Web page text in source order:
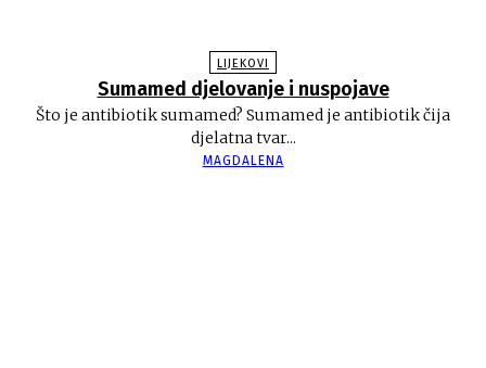
LIJEKOVI
Sumamed djelovanje i nuspojave
Što je antibiotik sumamed? Sumamed je antibiotik čija
djelatna tvar...
MAGDALENA